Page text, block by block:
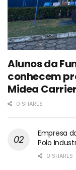
Alunos da
conhecem
Midea Carrier
0 SHARES
Empresa
Polo
0 SHARES